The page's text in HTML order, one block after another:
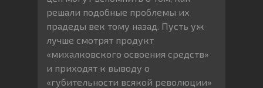
решали подобные проблемы их
прадеды век тому назад. Пусть уж
лучше смотрят продукт
«михалковского освоения средств»
и приходят к выводу о
«губительности всякой революции»